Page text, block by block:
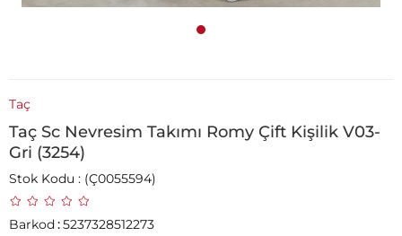
Taç
Taç Sc Nevresim Takımı Romy Çift Kişilik V03-
Gri (3254)
Stok Kodu (Ç0055594)
Barkod:5237328512273